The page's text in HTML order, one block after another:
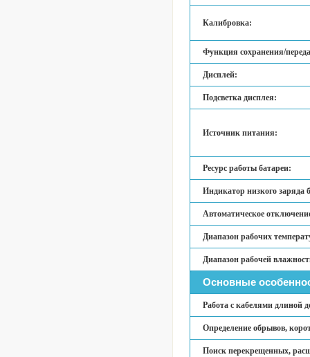
Калибровка:
Функция сохранения/
Дисплей:
Подсветка дисплея:
Источник питания:
Ресурс работы батареи:
Индикатор низкого заряда
Автоматическое
Диапазон рабочих
Диапазон рабочей
Основные
Работа с кабелями длиной
Определение обрывов,
Поиск перекрещенных,